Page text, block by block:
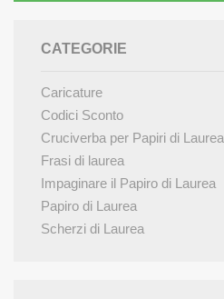
CATEGORIE
Caricature
Codici Sconto
Cruciverba per Papiri di Laurea
Frasi di laurea
Impaginare il Papiro di Laurea
Papiro di Laurea
Scherzi di Laurea